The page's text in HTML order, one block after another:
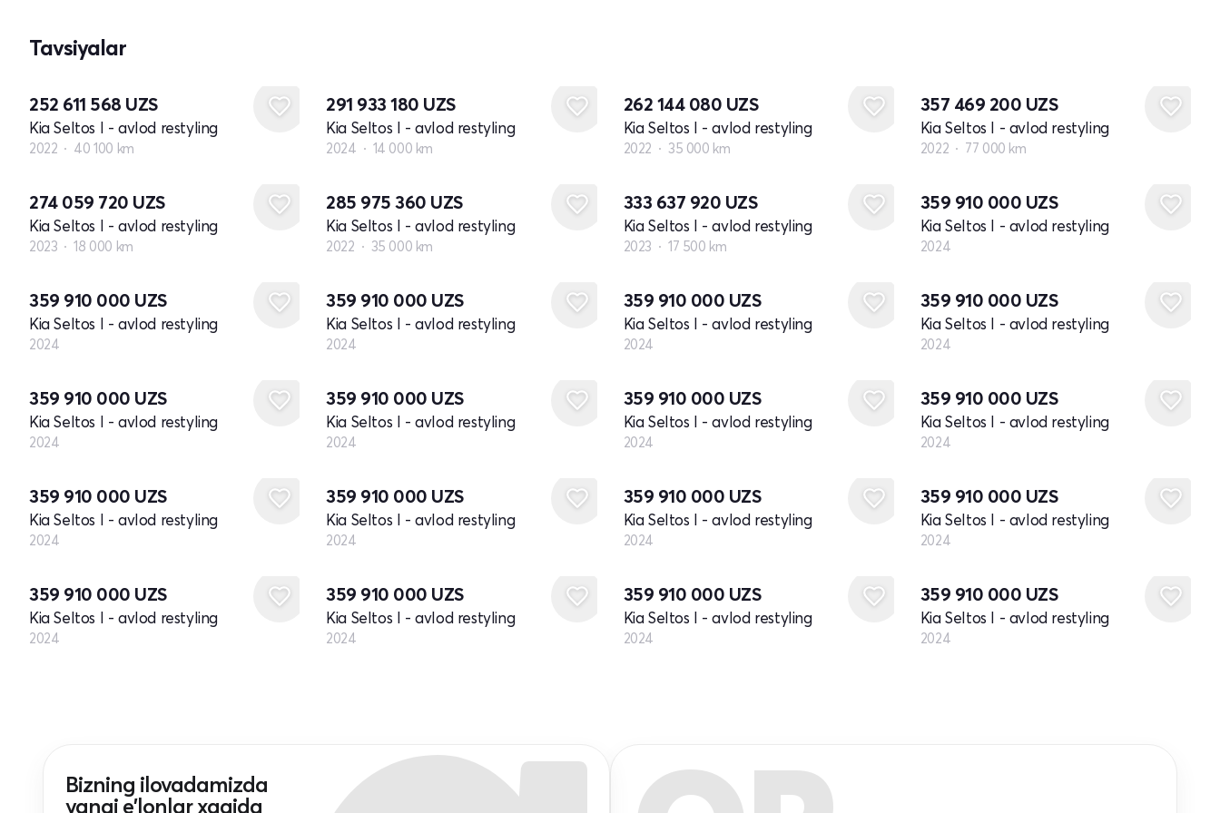
Tavsiyalar
252 611 568 UZS
Kia Seltos I - avlod restyling
2022 40 100 km
291 933 180 UZS
Kia Seltos I - avlod restyling
2024 14 000 km
262 144 080 UZS
Kia Seltos I - avlod restyling
2022 35 000 km
357 469 200 UZS
Kia Seltos I - avlod restyling
2022 77 000 km
274 059 720 UZS
Kia Seltos I - avlod restyling
2023 18 000 km
285 975 360 UZS
Kia Seltos I - avlod restyling
2022 35 000 km
333 637 920 UZS
Kia Seltos I - avlod restyling
2023 17 500 km
359 910 000 UZS
Kia Seltos I - avlod restyling
2024
359 910 000 UZS
Kia Seltos I - avlod restyling
2024
359 910 000 UZS
Kia Seltos I - avlod restyling
2024
359 910 000 UZS
Kia Seltos I - avlod restyling
2024
359 910 000 UZS
Kia Seltos I - avlod restyling
2024
359 910 000 UZS
Kia Seltos I - avlod restyling
2024
359 910 000 UZS
Kia Seltos I - avlod restyling
2024
359 910 000 UZS
Kia Seltos I - avlod restyling
2024
359 910 000 UZS
Kia Seltos I - avlod restyling
2024
359 910 000 UZS
Kia Seltos I - avlod restyling
2024
359 910 000 UZS
Kia Seltos I - avlod restyling
2024
359 910 000 UZS
Kia Seltos I - avlod restyling
2024
359 910 000 UZS
Kia Seltos I - avlod restyling
2024
359 910 000 UZS
Kia Seltos I - avlod restyling
2024
359 910 000 UZS
Kia Seltos I - avlod restyling
2024
359 910 000 UZS
Kia Seltos I - avlod restyling
2024
359 910 000 UZS
Kia Seltos I - avlod restyling
2024
Bizning ilovadamizda
yangi e'lonlar xaqida